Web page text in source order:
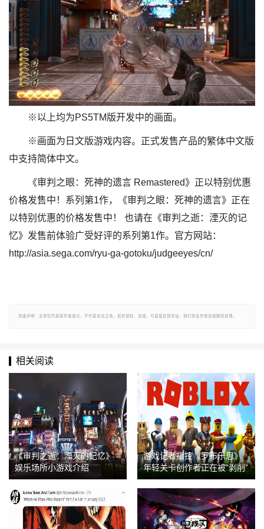
※以上均为PS5TM版开发中的画面。
※画面为日文版游戏内容。正式发售产品的繁体中文版
中支持简体中文。
《审判之眼：死神的遗言 Remastered》正以特别优惠
价格发售中！系列第1作，《审判之眼：死神的遗言》正在
以特别优惠的价格发售中！ 也请在《审判之逝：湮灭的记
忆》发售前体验广受好评的系列第1作。官方网站：
http://asia.sega.com/ryu-ga-gotoku/judgeeyes/cn/
郑重声明：文章仅代表原作者观点，不代表本站立场；如有侵权、违规，可直接反馈本站，我们将会作修改或删除处理。
相关阅读
《审判之逝：湮灭的记忆》
娱乐场所小游戏介绍
游戏记者指控《罗布乐思》
年轻关卡创作者正在被“剥削”